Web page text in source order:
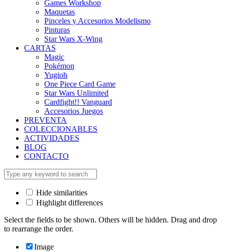
Games Workshop
Maquetas
Pinceles y Accesorios Modelismo
Pinturas
Star Wars X-Wing
CARTAS
Magic
Pokémon
Yugioh
One Piece Card Game
Star Wars Unlimited
Cardfight!! Vanguard
Accesorios Juegos
PREVENTA
COLECCIONABLES
ACTIVIDADES
BLOG
CONTACTO
Hide similarities
Highlight differences
Select the fields to be shown. Others will be hidden. Drag and drop
to rearrange the order.
Image